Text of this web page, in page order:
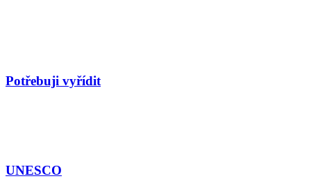
Potřebuji vyřídit
UNESCO